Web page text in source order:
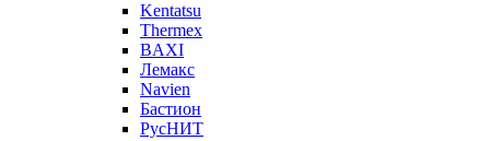
Kentatsu
Thermex
BAXI
Лемакс
Navien
Бастион
РусНИТ